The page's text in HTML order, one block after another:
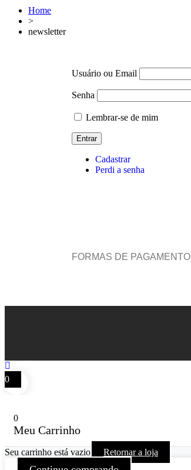
Home
>
newsletter
Usuário ou Email
Senha
Lembrar-se de mim
Cadastrar
Perdi a senha
FORMAS DE PAGAMENTO
0
0
Meu Carrinho
Seu carrinho está vazio Retornar a loja